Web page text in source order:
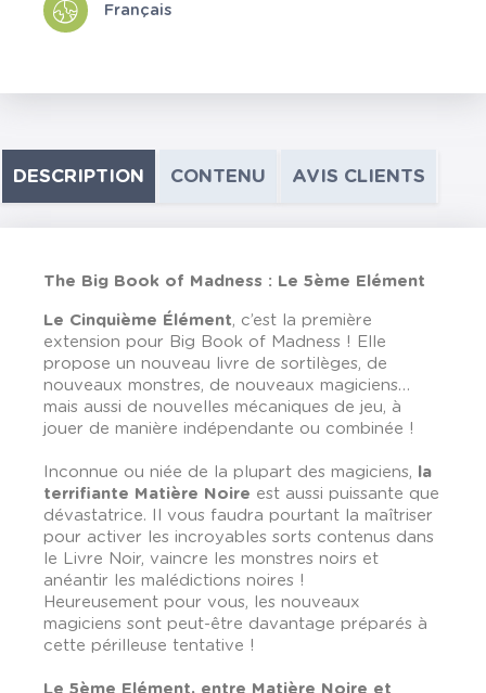
Français
DESCRIPTION CONTENU AVIS CLIENTS
The Big Book of Madness : Le 5ème Elément
Le Cinquième Élément, c’est la première
extension pour Big Book of Madness ! Elle
propose un nouveau livre de sortilèges, de
nouveaux monstres, de nouveaux magiciens…
mais aussi de nouvelles mécaniques de jeu, à
jouer de manière indépendante ou combinée !
Inconnue ou niée de la plupart des magiciens, la
terrifiante Matière Noire est aussi puissante que
dévastatrice. Il vous faudra pourtant la maîtriser
pour activer les incroyables sorts contenus dans
le Livre Noir, vaincre les monstres noirs et
anéantir les malédictions noires !
Heureusement pour vous, les nouveaux
magiciens sont peut-être davantage préparés à
cette périlleuse tentative !
Le 5ème Elément, entre Matière Noire et